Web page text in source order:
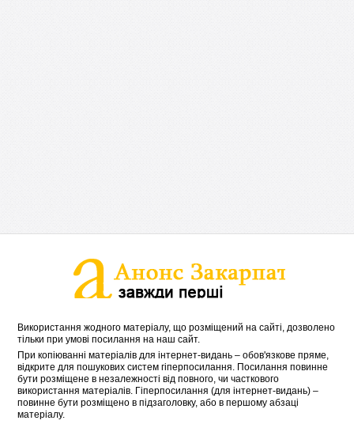
Використання жодного матеріалу, що розміщений на сайті, дозволено
тільки при умові посилання на наш сайт.
При копіюванні матеріалів для інтернет-видань – обов'язкове пряме,
відкрите для пошукових систем гіперпосилання. Посилання повинне
бути розміщене в незалежності від повного, чи часткового
використання матеріалів. Гіперпосилання (для інтернет-видань) –
повинне бути розміщено в підзаголовку, або в першому абзаці
матеріалу.